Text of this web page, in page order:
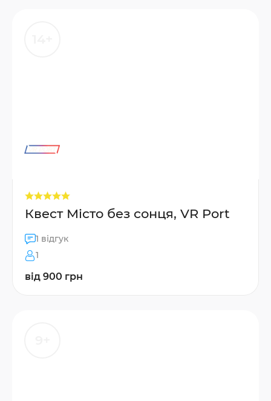
Квест Місто без сонця, VR Port
1 відгук
1
від 900 грн